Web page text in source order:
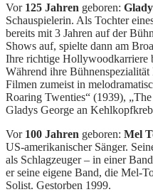
Vor 125 Jahren geboren:
Schauspielerin. Als Tochter
bereits mit 3 Jahren auf der
Shows auf, spielte dann am
Ihre richtige Hollywoodkarriere
Während ihre
Filmen zumeist in
Roaring Twenties“ (1939),
Gladys George an
Vor 100 Jahren geboren: Mel
US-amerikanischer Sänger.
als Schlagzeuger – in einer
er seine eigene Band, die Mel-
Solist. Gestorben 1999.